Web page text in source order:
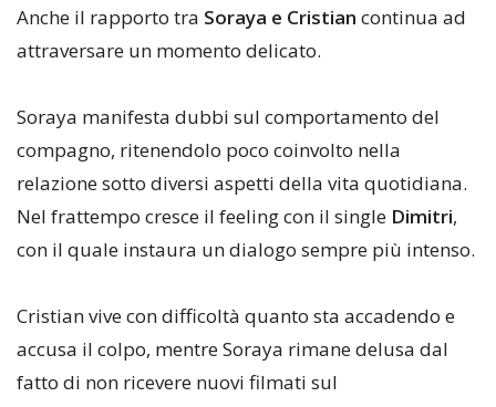
Anche il rapporto tra Soraya e Cristian continua ad
attraversare un momento delicato.
Soraya manifesta dubbi sul comportamento del
compagno, ritenendolo poco coinvolto nella
relazione sotto diversi aspetti della vita quotidiana.
Nel frattempo cresce il feeling con il single Dimitri,
con il quale instaura un dialogo sempre più intenso.
Cristian vive con difficoltà quanto sta accadendo e
accusa il colpo, mentre Soraya rimane delusa dal
fatto di non ricevere nuovi filmati sul